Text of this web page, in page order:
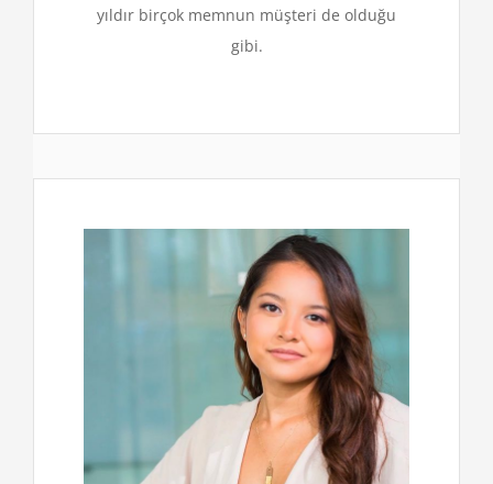
yıldır birçok memnun müşteri de olduğu
gibi.